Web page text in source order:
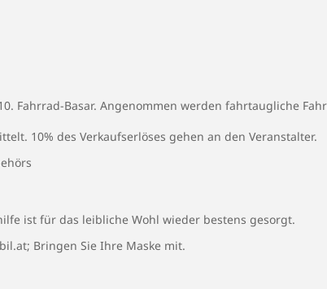
Fahrrad-Basar. Angenommen werden fahrtaugliche
10% des Verkaufserlöses gehen an den Veranstalter.
ist für das leibliche Wohl wieder bestens gesorgt.
Bringen Sie Ihre Maske mit.